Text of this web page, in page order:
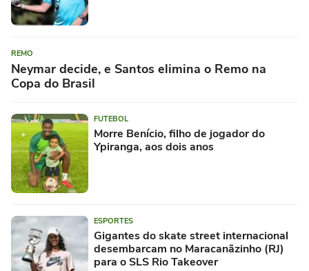
REMO
Neymar decide, e Santos elimina o Remo na
Copa do Brasil
FUTEBOL
Morre Benício, filho de jogador do
Ypiranga, aos dois anos
ESPORTES
Gigantes do skate street internacional
desembarcam no Maracanãzinho (RJ)
para o SLS Rio Takeover